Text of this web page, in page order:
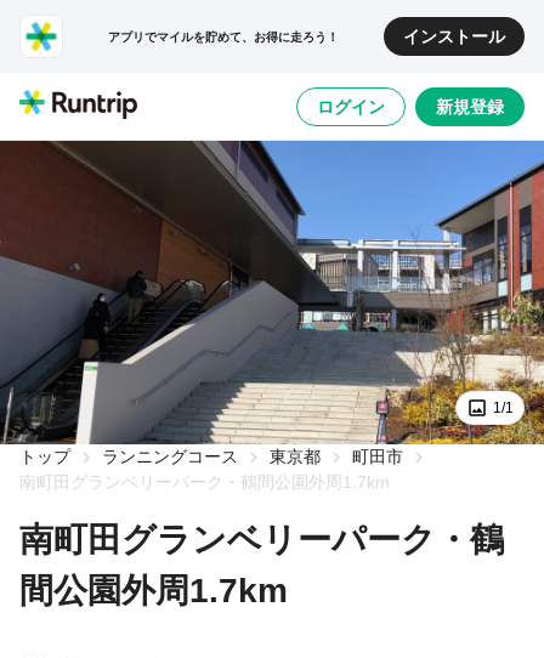
アプリでマイルを貯めて、お得に走ろう！ インストール
ログイン 新規登録
1/1
トップ ランニングコース 東京都
町田市
南町田グランベリーパーク・鶴間公園外周1.7km
南町田グランベリーパーク・鶴
間公園外周1.7km